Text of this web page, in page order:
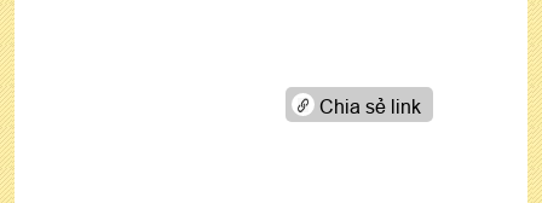
Chia sẻ link